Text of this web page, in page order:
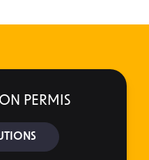
PERMIS